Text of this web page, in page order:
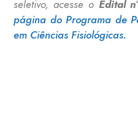
seletivo, acesse o Edital
página do Programa de
em Ciências Fisiológicas.